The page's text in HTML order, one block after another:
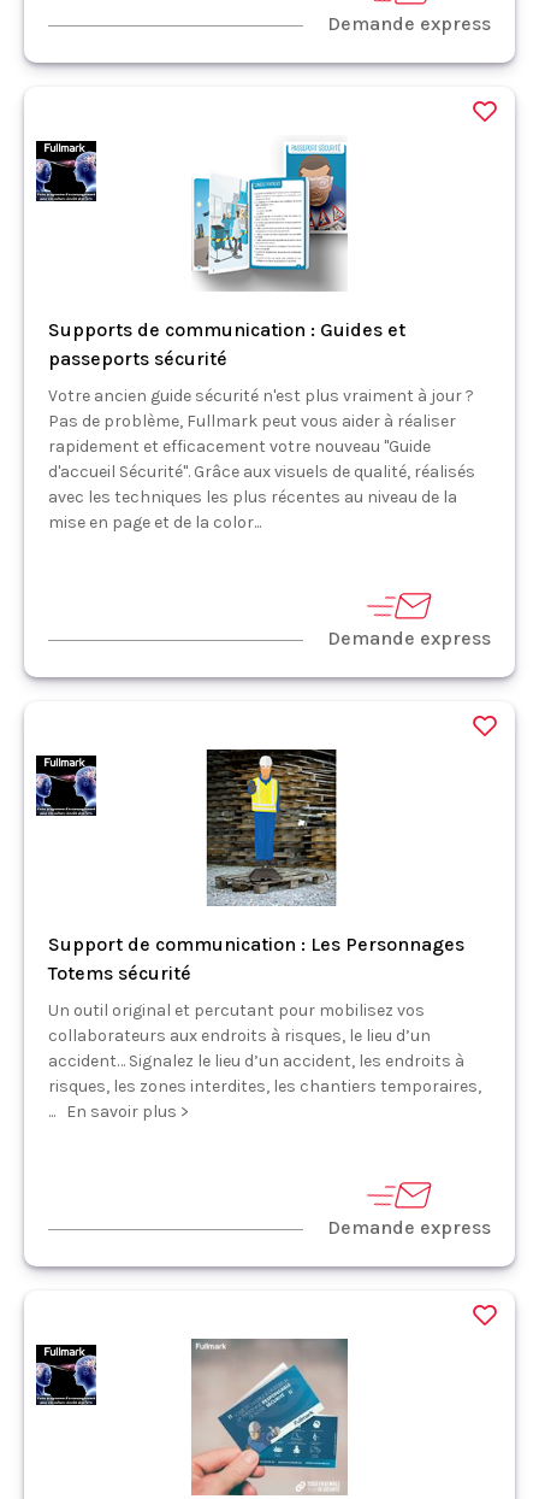
Demande express
Supports de communication : Guides et
passeports sécurité
Votre ancien guide sécurité n'est plus vraiment à jour ?
Pas de problème, Fullmark peut vous aider à réaliser
rapidement et efficacement votre nouveau "Guide
d'accueil Sécurité". Grâce aux visuels de qualité, réalisés
avec les techniques les plus récentes au niveau de la
mise en page et de la color...
Demande express
Support de communication : Les Personnages
Totems sécurité
Un outil original et percutant pour mobilisez vos
collaborateurs aux endroits à risques, le lieu d’un
accident… Signalez le lieu d’un accident, les endroits à
risques, les zones interdites, les chantiers temporaires,
... En savoir plus >
Demande express